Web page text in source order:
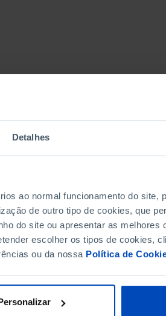
Detalhes
ao normal funcionamento do site,
de outro tipo de cookies, que
do site ou apresentar as melhores
escolher os tipos de cookies,
ou da nossa Política de